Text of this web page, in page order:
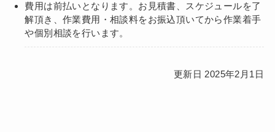
費用は前払いとなります。お見積書、スケジュールを了
解頂き、作業費用・相談料をお振込頂いてから作業着手
や個別相談を行います。
更新日 2025年2月1日